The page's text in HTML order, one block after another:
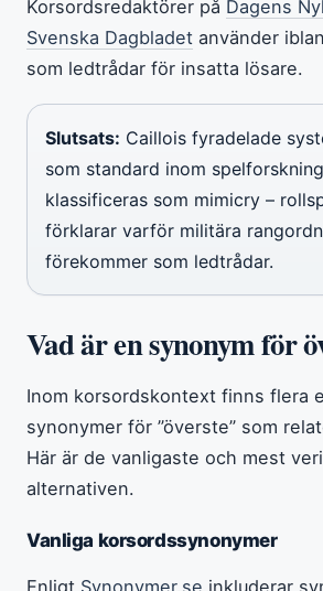
Korsordsredaktörer på Dagens
Svenska Dagbladet använder
som ledtrådar för insatta lösare.
Slutsats: Caillois fyradelade
som standard inom
klassificeras som mimicry –
förklarar varför militära
förekommer som ledtrådar.
Vad är en synonym för
Inom korsordskontext finns flera
synonymer för ”överste” som
Här är de vanligaste och mest
alternativen.
Vanliga korsordssynonymer
Enligt Synonymer.se inkluderar